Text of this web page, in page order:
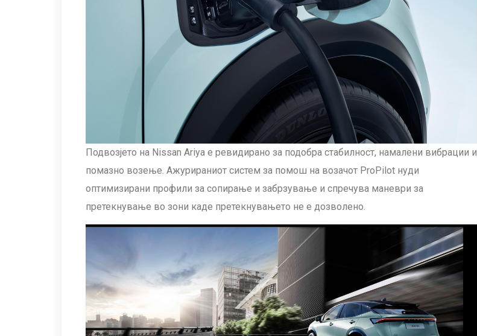
Подвозјето на Nissan Ariya е ревидирано за подобра стабилност, намалени вибрации и
помазно возење. Ажурираниот систем за помош на возачот ProPilot нуди
оптимизирани профили за сопирање и забрзување и спречува маневри за
претекнување во зони каде претекнувањето не е дозволено.